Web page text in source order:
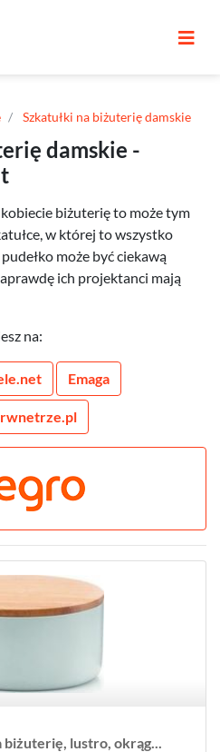
Szkatułki na biżuterię damskie
damskie -
biżuterię to może tym
w której to wszystko
może być ciekawą
ich projektanci mają
na:
Emaga
biżuterię, lustro, okrąg...